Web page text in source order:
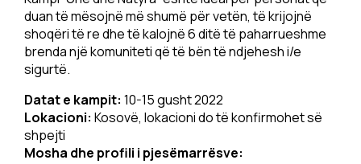
duan të mësojnë më shumë për vetën, të krijojnë
shoqëri të re dhe të kalojnë 6 ditë të paharrueshme
brenda një komuniteti që të bën të ndjehesh i/e
sigurtë.
Datat e kampit: 10-15 gusht 2022
Lokacioni: Kosovë, lokacioni do të konfirmohet së
shpejti
Mosha dhe profili i pjesëmarrësve: